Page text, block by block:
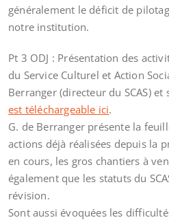
généralement le déficit de
notre institution.
Pt 3 ODJ : Présentation des
du Service Culturel et Action
Berranger (directeur du SCAS) et
est téléchargeable ici.
G. de Berranger présente la
actions déjà réalisées depuis la
en cours, les gros chantiers à
également que les statuts du
révision.
Sont aussi évoquées les